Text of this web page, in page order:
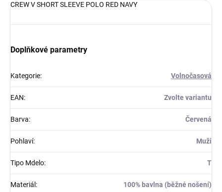
CREW V SHORT SLEEVE POLO RED NAVY
Doplňkové parametry
Kategorie: Volnočasová
EAN: Zvolte variantu
Barva: Červená
Pohlaví: Muži
Tipo Mdelo: T
Materiál : 100% bavlna (běžné nošení)